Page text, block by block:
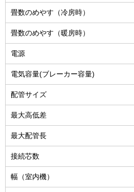
畳数のめやす（冷房時）
畳数のめやす（暖房時）
電源
電気容量(ブレーカー容量)
配管サイズ
最大高低差
最大配管長
接続芯数
幅（室内機）